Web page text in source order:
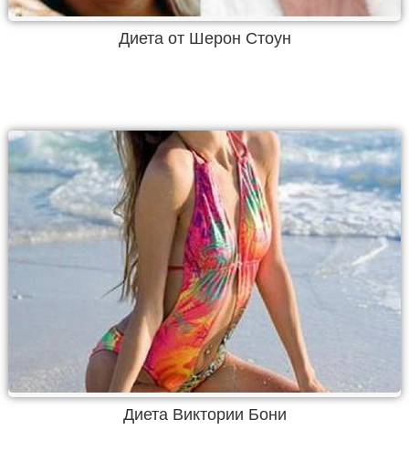
Диета от Шерон Стоун
Диета Виктории Бони